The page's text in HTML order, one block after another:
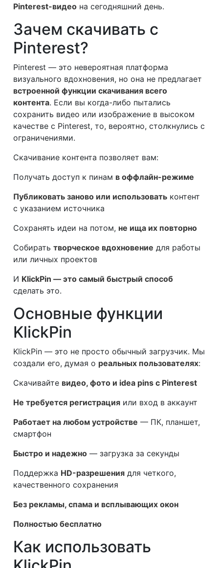
Pinterest-видео на сегодняшний день.
Зачем скачивать с
Pinterest?
Pinterest — это невероятная платформа
визуального вдохновения, но она не предлагает
встроенной функции скачивания всего
контента. Если вы когда-либо пытались
сохранить видео или изображение в высоком
качестве с Pinterest, то, вероятно, столкнулись с
ограничениями.
Скачивание контента позволяет вам:
Получать доступ к пинам в оффлайн-режиме
Публиковать заново или использовать контент
с указанием источника
Сохранять идеи на потом, не ища их повторно
Собирать творческое вдохновение для работы
или личных проектов
И KlickPin — это самый быстрый способ
сделать это.
Основные функции
KlickPin
KlickPin — это не просто обычный загрузчик. Мы
создали его, думая о реальных пользователях:
Скачивайте видео, фото и idea pins с Pinterest
Не требуется регистрация или вход в аккаунт
Работает на любом устройстве — ПК, планшет,
смартфон
Быстро и надежно — загрузка за секунды
Поддержка HD-разрешения для четкого,
качественного сохранения
Без рекламы, спама и всплывающих окон
Полностью бесплатно
Как использовать